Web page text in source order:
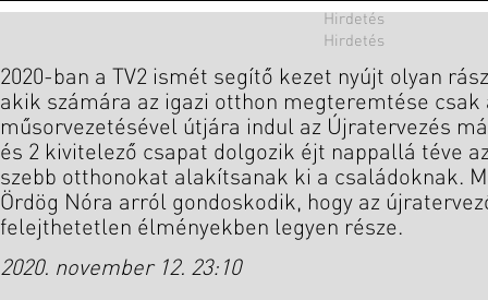
2020-ban a TV2 ismét segítő kezet nyújt olyan
akik számára az igazi otthon megteremtése csak
műsorvezetésével útjára indul az Újratervezés
és 2 kivitelező csapat dolgozik éjt nappallá téve
szebb otthonokat alakítsanak ki a családoknak.
Ördög Nóra arról gondoskodik, hogy az
felejthetetlen élményekben legyen része.
2020. november 12. 23:10